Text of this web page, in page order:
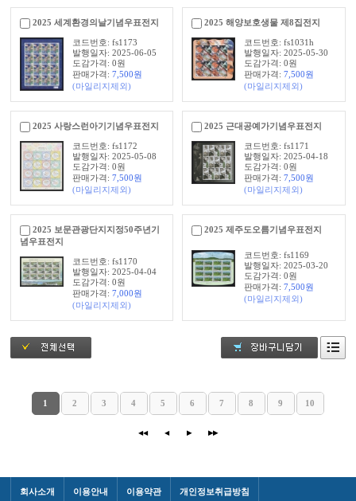
2025 세계환경의날기념우표전지
코드번호: fs1173
발행일자: 2025-06-05
도감가격: 0원
판매가격: 7,500원
(마일리지제외)
2025 해양보호생물 제8집전지
코드번호: fs1031h
발행일자: 2025-05-30
도감가격: 0원
판매가격: 7,500원
(마일리지제외)
2025 사랑스런아기기념우표전지
코드번호: fs1172
발행일자: 2025-05-08
도감가격: 0원
판매가격: 7,500원
(마일리지제외)
2025 근대공예가기념우표전지
코드번호: fs1171
발행일자: 2025-04-18
도감가격: 0원
판매가격: 7,500원
(마일리지제외)
2025 보문관광단지지정50주년기
념우표전지
코드번호: fs1170
발행일자: 2025-04-04
도감가격: 0원
판매가격: 7,000원
(마일리지제외)
2025 제주도오름기념우표전지
코드번호: fs1169
발행일자: 2025-03-20
도감가격: 0원
판매가격: 7,500원
(마일리지제외)
◀◀ ◀
1 2 3 4 5 6 7 8 9 10
▶ ▶▶
회사소개 이용안내 이용약관 개인정보취급방침